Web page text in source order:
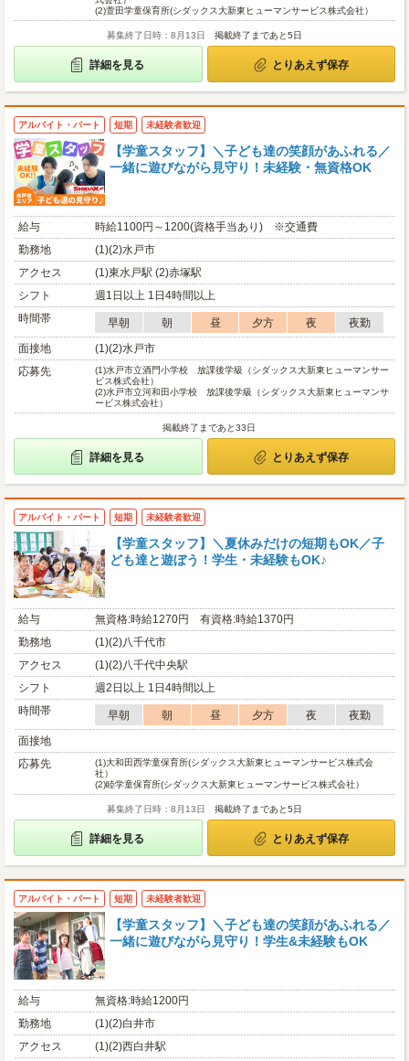
(2)萱田学童保育所(シダックス大新東ヒューマンサービス株式会社）
募集終了日時：8月13日 掲載終了まであと5日
詳細を見る とりあえず保存
アルバイト・パート 短期 未経験者歓迎
【学童スタッフ】＼子ども達の笑顔があふれる／
一緒に遊びながら見守り！未経験・無資格OK
給与
時給1100円～1200(資格手当あり) ※交通費
勤務地
(1)(2)水戸市
アクセス
(1)東水戸駅 (2)赤塚駅
シフト
週1日以上 1日4時間以上
時間帯
早朝 朝 昼 夕方 夜
夜勤
面接地
(1)(2)水戸市
応募先
(1)水戸市立酒門小学校 放課後学級（シダックス大新東ヒューマンサー
ビス株式会社）
(2)水戸市立河和田小学校 放課後学級（シダックス大新東ヒューマンサ
ービス株式会社）
掲載終了まであと33日
詳細を見る とりあえず保存
アルバイト・パート 短期 未経験者歓迎
【学童スタッフ】＼夏休みだけの短期もOK／子
ども達と遊ぼう！学生・未経験もOK♪
給与
無資格:時給1270円 有資格:時給1370円
勤務地
(1)(2)八千代市
アクセス
(1)(2)八千代中央駅
シフト
週2日以上 1日4時間以上
時間帯
早朝 朝 昼 夕方 夜
夜勤
面接地
応募先
(1)大和田西学童保育所(シダックス大新東ヒューマンサービス株式会
社）
(2)睦学童保育所(シダックス大新東ヒューマンサービス株式会社）
募集終了日時：8月13日 掲載終了まであと5日
詳細を見る とりあえず保存
アルバイト・パート 短期 未経験者歓迎
【学童スタッフ】＼子ども達の笑顔があふれる／
一緒に遊びながら見守り！学生&未経験もOK
給与
無資格:時給1200円
勤務地
(1)(2)白井市
アクセス
(1)(2)西白井駅